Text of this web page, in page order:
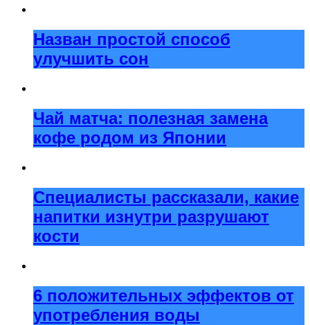
Назван простой способ
улучшить сон
Чай матча: полезная замена
кофе родом из Японии
Специалисты рассказали, какие
напитки изнутри разрушают
кости
6 положительных эффектов от
употребления воды